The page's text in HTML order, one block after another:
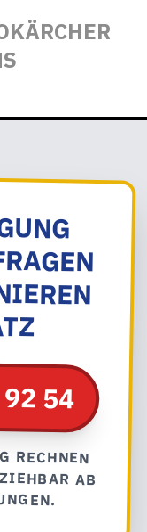
KÄRCHER
54
RECHNEN
AB